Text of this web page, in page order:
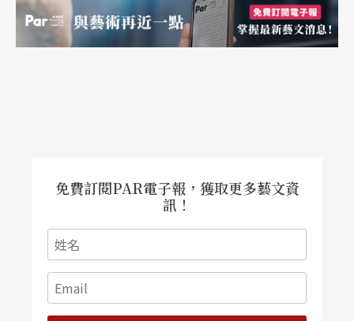
尋常的行為，因而更重要的意義在於這些提示是否
免費訂閱PAR電子報，獲取更多藝文資
訊！